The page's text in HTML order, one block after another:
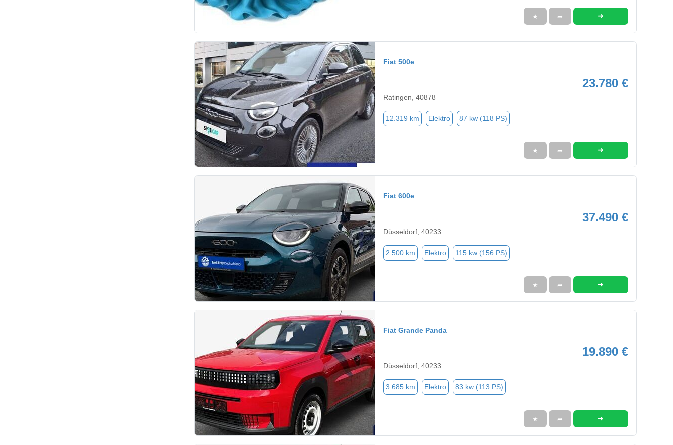
★ ➦ ➜
Fiat 500e
23.780 €
Ratingen, 40878
12.319 km Elektro 87 kw (118 PS)
★ ➦ ➜
Fiat 600e
37.490 €
Düsseldorf, 40233
2.500 km Elektro 115 kw (156 PS)
★ ➦ ➜
Fiat Grande Panda
19.890 €
Düsseldorf, 40233
3.685 km Elektro 83 kw (113 PS)
★ ➦ ➜